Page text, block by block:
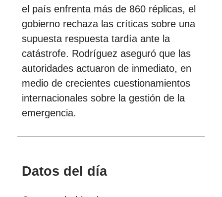
el país enfrenta más de 860 réplicas, el
gobierno rechaza las críticas sobre una
supuesta respuesta tardía ante la
catástrofe. Rodríguez aseguró que las
autoridades actuaron de inmediato, en
medio de crecientes cuestionamientos
internacionales sobre la gestión de la
emergencia.
Datos del día